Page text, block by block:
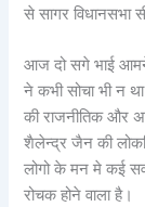
से सागर विधानसभा
आज दो सगे भाई
ने कभी सोचा भी न
की राजनीतिक और
शैलेन्द्र जैन की
लोगो के मन मे कई
रोचक होने वाला है।